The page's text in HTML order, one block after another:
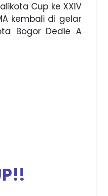
Cup ke XXIV
kembali di gelar
Bogor Dedie A